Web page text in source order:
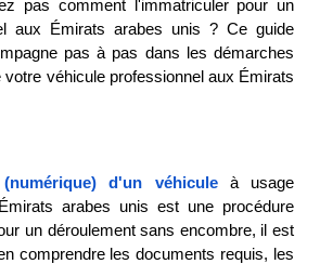
pas comment l'immatriculer pour un
aux Émirats arabes unis ? Ce guide
pas à pas dans les démarches
votre véhicule professionnel aux Émirats
(numérique) d'un véhicule
à usage
arabes unis est une procédure
un déroulement sans encombre, il est
comprendre les documents requis, les